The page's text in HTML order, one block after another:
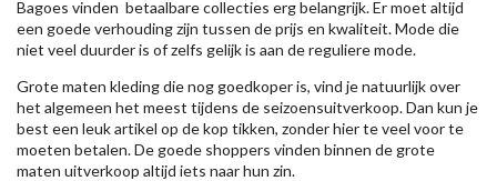
Bagoes vinden betaalbare collecties erg belangrijk. Er moet altijd
een goede verhouding zijn tussen de prijs en kwaliteit. Mode die
niet veel duurder is of zelfs gelijk is aan de reguliere mode.
Grote maten kleding die nog goedkoper is, vind je natuurlijk over
het algemeen het meest tijdens de seizoensuitverkoop. Dan kun je
best een leuk artikel op de kop tikken, zonder hier te veel voor te
moeten betalen. De goede shoppers vinden binnen de grote
maten uitverkoop altijd iets naar hun zin.